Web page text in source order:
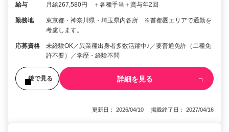
給与 月給267,580円 ＋各種手当＋賞与年2回
勤務地
東京都・神奈川県・埼玉県内各所 ※首都圏エリアで通勤を
考慮します。
応募資格
未経験OK／異業種出身者多数活躍中♪／要普通免許（二種免
許不要）／学歴・経験不問
後で見る 詳細を見る
更新日： 2026/04/10 掲載終了日： 2027/04/16